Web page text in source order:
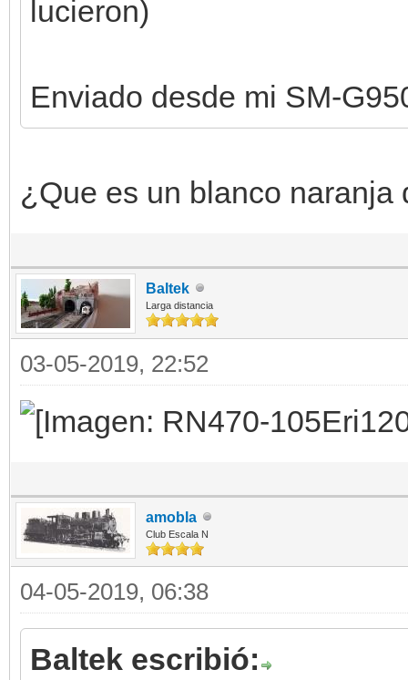
lucieron)
Enviado desde mi SM-
¿Que es un blanco naranja
Baltek
Larga distancia
03-05-2019, 22:52
amobla
Club Escala N
04-05-2019, 06:38
Baltek escribió: